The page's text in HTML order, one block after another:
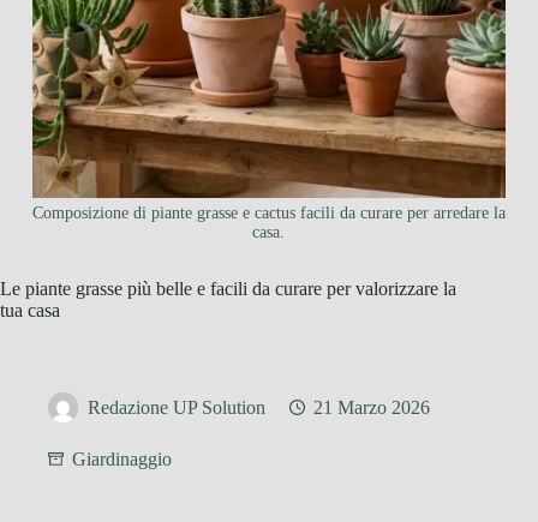
Composizione di piante grasse e cactus facili da curare per arredare la
casa.
Le piante grasse più belle e facili da curare per valorizzare la
tua casa
Redazione UP Solution 21 Marzo 2026
Giardinaggio